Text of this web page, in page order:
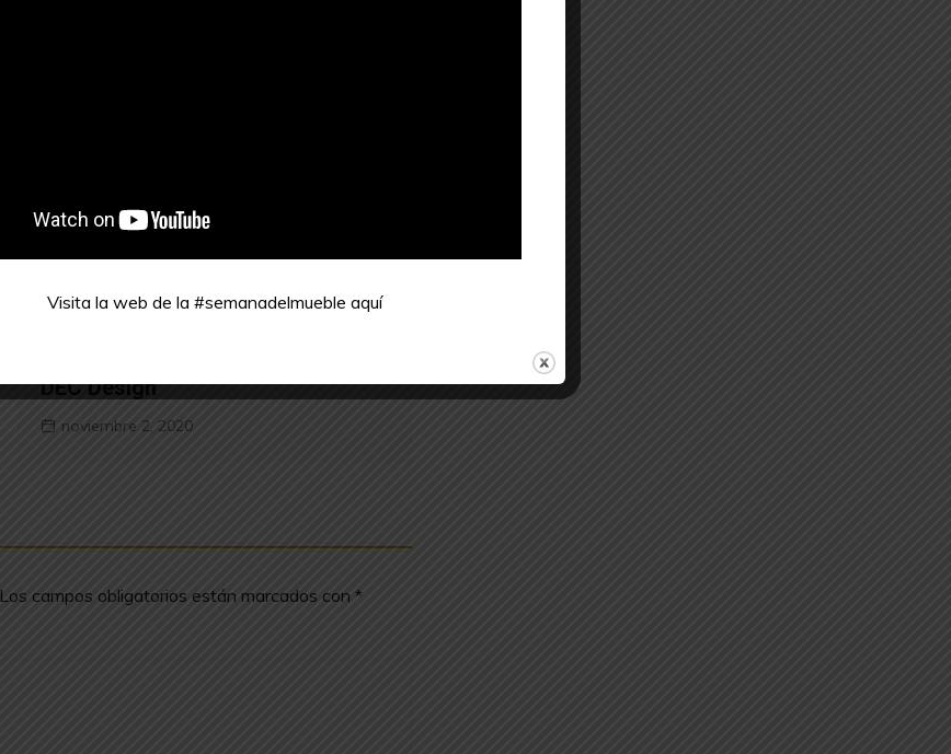
DEC Design
noviembre 2, 2020
Los campos obligatorios están marcados con *
Visita la web de la #semanadelmueble aquí